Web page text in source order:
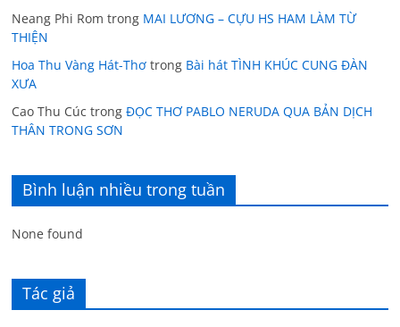
Neang Phi Rom trong MAI LƯƠNG – CỰU HS HAM LÀM TỪ
THIỆN
Hoa Thu Vàng Hát-Thơ trong Bài hát TÌNH KHÚC CUNG ĐÀN
XƯA
Cao Thu Cúc trongĐỌC THƠ PABLO NERUDA QUA BẢN DỊCH
THÂN TRONG SƠN
Bình luận nhiều trong tuần
None found
Tác giả